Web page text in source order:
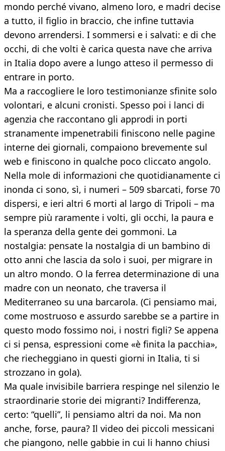
mondo perché vivano, almeno loro, e madri decise
a tutto, il figlio in braccio, che infine tuttavia
devono arrendersi. I sommersi e i salvati: e di che
occhi, di che volti è carica questa nave che arriva
in Italia dopo avere a lungo atteso il permesso di
entrare in porto.
Ma a raccogliere le loro testimonianze sfinite solo
volontari, e alcuni cronisti. Spesso poi i lanci di
agenzia che raccontano gli approdi in porti
stranamente impenetrabili finiscono nelle pagine
interne dei giornali, compaiono brevemente sul
web e finiscono in qualche poco cliccato angolo.
Nella mole di informazioni che quotidianamente ci
inonda ci sono, sì, i numeri – 509 sbarcati, forse 70
dispersi, e ieri altri 6 morti al largo di Tripoli – ma
sempre più raramente i volti, gli occhi, la paura e
la speranza della gente dei gommoni. La
nostalgia: pensate la nostalgia di un bambino di
otto anni che lascia da solo i suoi, per migrare in
un altro mondo. O la ferrea determinazione di una
madre con un neonato, che traversa il
Mediterraneo su una barcarola. (Ci pensiamo mai,
come mostruoso e assurdo sarebbe se a partire in
questo modo fossimo noi, i nostri figli? Se appena
ci si pensa, espressioni come «è finita la pacchia»,
che riecheggiano in questi giorni in Italia, ti si
strozzano in gola).
Ma quale invisibile barriera respinge nel silenzio le
straordinarie storie dei migranti? Indifferenza,
certo: “quelli”, li pensiamo altri da noi. Ma non
anche, forse, paura? Il video dei piccoli messicani
che piangono, nelle gabbie in cui li hanno chiusi